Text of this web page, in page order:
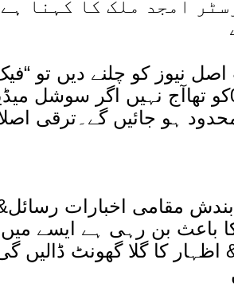
امجد ملک کا کہنا ہے
نیوز کو چلنے دیں تو
کی ضرورت نہ پڑے۔ میڈیا جتنا آزاد 3 نومبر 07کو تھاآج
ہو جائیں گے۔ترقی
مقامی اخبارات
باعث بن رہی ہے ایسے
& اظہار کا گلا گھونٹ ڈالیں